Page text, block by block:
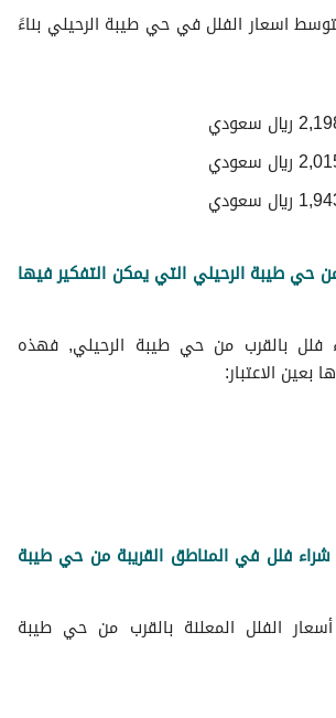
​​اسعار الفلل في حي طيبة الرحيلي بناءً
حي طيبة الرحيلي التي يمكن التفكير فيها
فلل بالقرب من حي طيبة الرحيلي, فهذه
الاعتبار:
فلل في المناطق القريبة من حي طيبة
الفلل المعلنة بالقرب من حي طيبة